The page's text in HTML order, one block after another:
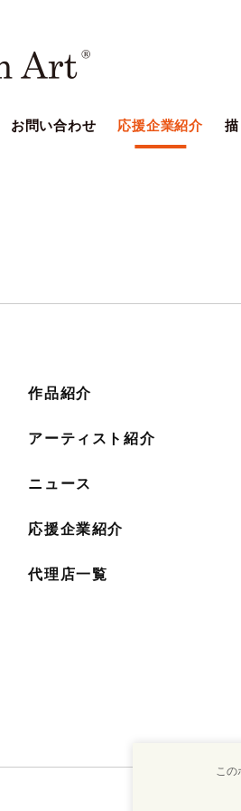
お問い合わせ 応援企業紹介
作品紹介
アーティスト紹介
ニュース
応援企業紹介
代理店一覧
こ